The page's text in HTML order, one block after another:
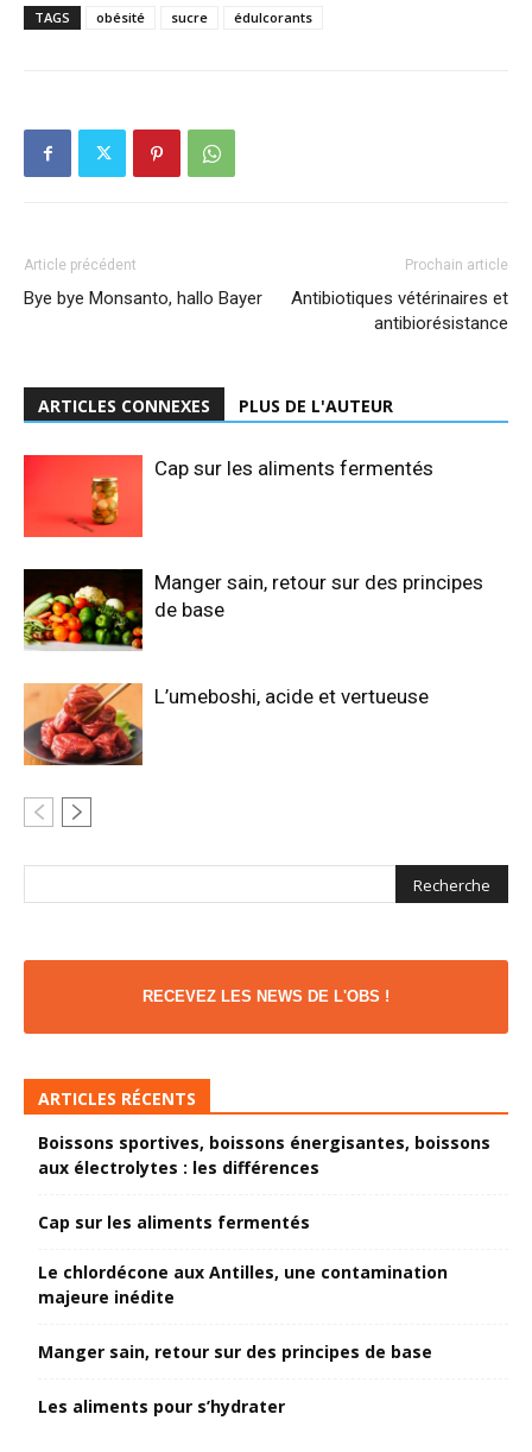
TAGS obésité sucre édulcorants
Article précédent
Bye bye Monsanto, hallo Bayer
Prochain article
Antibiotiques vétérinaires et
antibiorésistance
ARTICLES CONNEXES PLUS DE L'AUTEUR
Cap sur les aliments fermentés
Manger sain, retour sur des principes
de base
L’umeboshi, acide et vertueuse
RECEVEZ LES NEWS DE L'OBS !
ARTICLES RÉCENTS
Boissons sportives, boissons énergisantes, boissons
aux électrolytes : les différences
Cap sur les aliments fermentés
Le chlordécone aux Antilles, une contamination
majeure inédite
Manger sain, retour sur des principes de base
Les aliments pour s’hydrater